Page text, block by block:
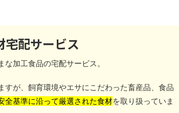
宅配サービス
加工食品の宅配サービス。
すが、飼育環境やエサにこだわった畜産品、食品
全基準に沿って厳選された食材を取り扱っていま